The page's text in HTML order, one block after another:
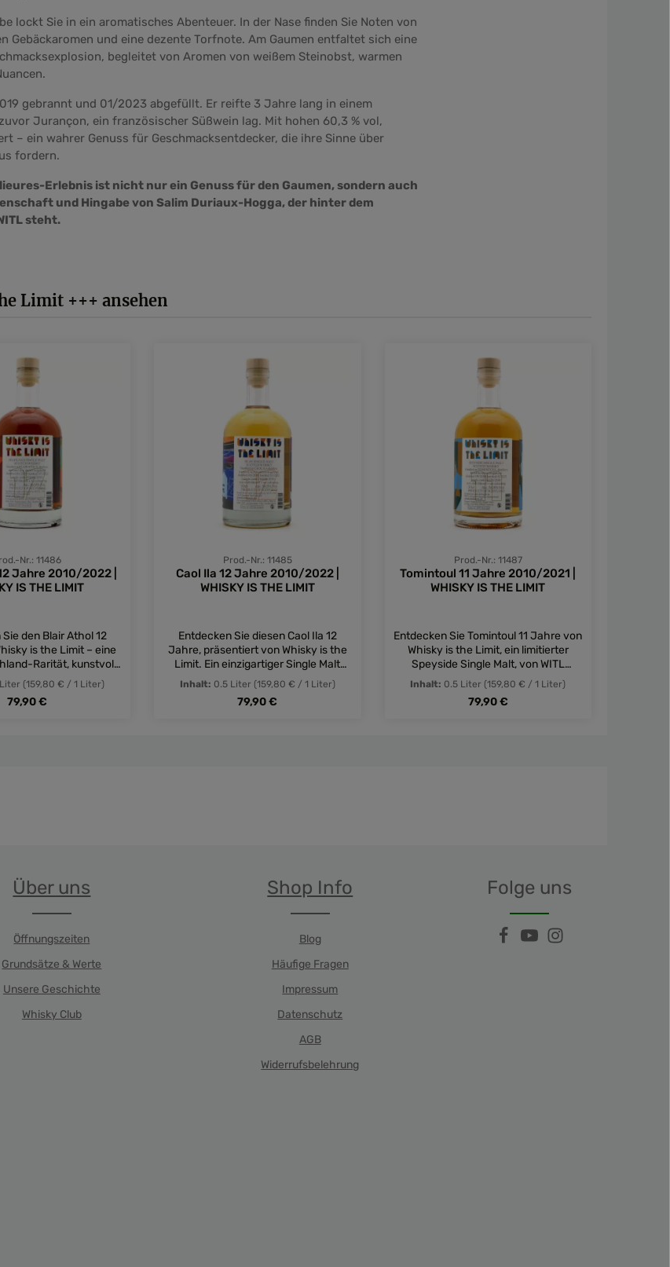
lockt Sie in ein aromatisches Abenteuer. In der Nase finden Sie Noten von
Gebäckaromen und eine dezente Torfnote. Am Gaumen entfaltet sich eine
begleitet von Aromen von weißem Steinobst, warmen
gebrannt und 01/2023 abgefüllt. Er reifte 3 Jahre lang in einem
Jurançon, ein französischer Süßwein lag. Mit hohen 60,3 % vol,
– ein wahrer Genuss für Geschmacksentdecker, die ihre Sinne über
fordern.
Erlebnis ist nicht nur ein Genuss für den Gaumen, sondern auch
und Hingabe von Salim Duriaux-Hogga, der hinter dem
steht.
Limit +++ ansehen
Nr.: 11486
Jahre 2010/2022 |
IS THE LIMIT
den Blair Athol 12
is the Limit – eine
Rarität, kunstvoll
in der Schweiz.
Genuss für
Whisky-Kenner!
(159,80 € / 1 Liter)
Regulärer Preis:
79,90 €
Prod.-Nr.: 11485
Caol Ila 12 Jahre 2010/2022 |
WHISKY IS THE LIMIT
Entdecken Sie diesen Caol Ila 12
Jahre, präsentiert von Whisky is the
Limit. Ein einzigartiger Single Malt
Scotch aus der größten Islay-
Destillerie, meisterhaft gereift in der
Schweiz von WITL.
Inhalt: 0.5 Liter (159,80 € / 1 Liter)
Regulärer Preis:
79,90 €
Prod.-Nr.: 11487
Tomintoul 11 Jahre 2010/2021 |
WHISKY IS THE LIMIT
Entdecken Sie Tomintoul 11 Jahre von
Whisky is the Limit, ein limitierter
Speyside Single Malt, von WITL
meisterhaft präsentiert. Genießen Sie
die subtile Süße und die würzige
Finesse in dieser exklusiven Abfüllung!
Inhalt: 0.5 Liter (159,80 € / 1 Liter)
Regulärer Preis:
79,90 €
Über uns
Öffnungszeiten
Grundsätze & Werte
Unsere Geschichte
Whisky Club
Shop Info
Blog
Häufige Fragen
Impressum
Datenschutz
AGB
Widerrufsbelehrung
Folge uns